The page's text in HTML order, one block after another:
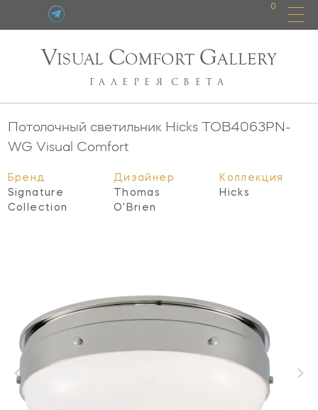
0
VISUAL COMFORT GALLERY
ГАЛЕРЕЯ СВЕТА
Потолочный светильник Hicks TOB4063PN-
WG Visual Comfort
Бренд
Signature
Collection
Дизайнер
Thomas
O'Brien
Коллекция
Hicks